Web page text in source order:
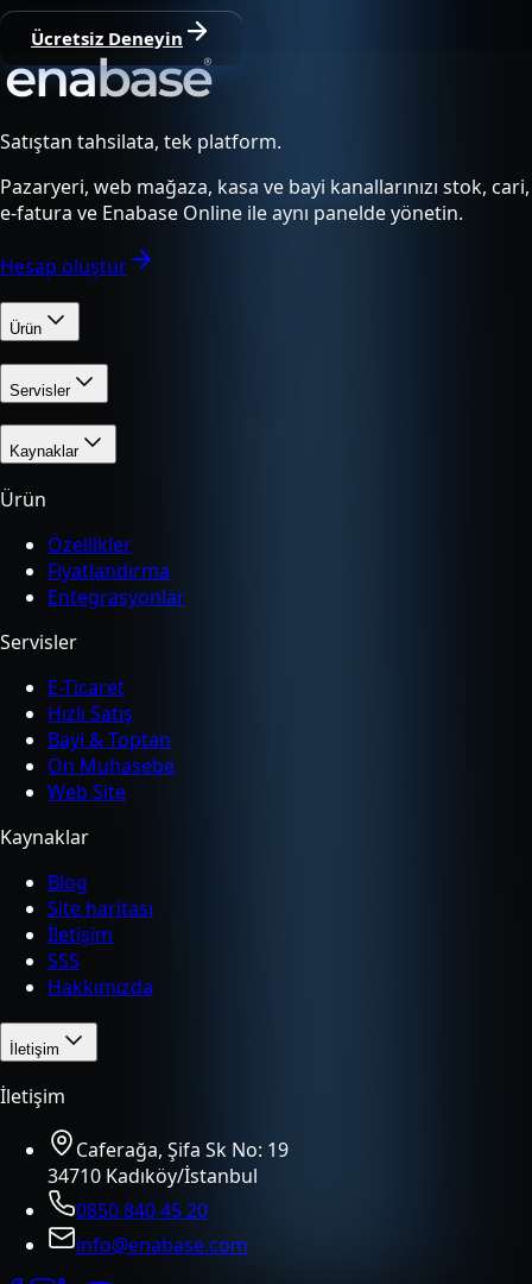
Ücretsiz Deneyin
Satıştan tahsilata, tek platform.
Pazaryeri, web mağaza, kasa ve bayi kanallarınızı stok, cari,
e-fatura ve Enabase Online ile aynı panelde yönetin.
Hesap oluştur
Ürün
Servisler
Kaynaklar
Ürün
Özellikler
Fiyatlandırma
Entegrasyonlar
Servisler
E-Ticaret
Hızlı Satış
Bayi & Toptan
Ön Muhasebe
Web Site
Kaynaklar
Blog
Site haritası
İletişim
SSS
Hakkımızda
İletişim
İletişim
Caferağa, Şifa Sk No: 19
34710 Kadıköy/İstanbul
0850 840 45 20
info@enabase.com